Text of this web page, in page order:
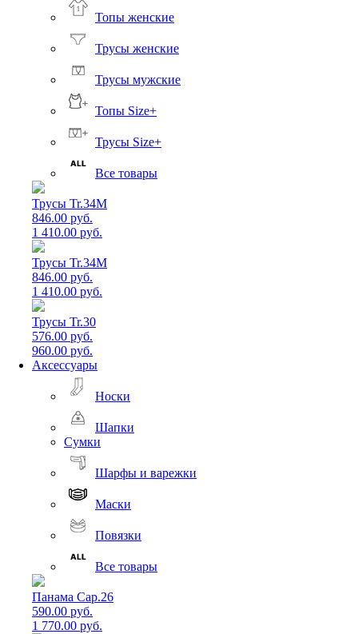
Топы женские
Трусы женские
Трусы мужские
Топы Size+
Трусы Size+
Все товары
Трусы Tr.34M
846.00 руб.
1 410.00 руб.
Трусы Tr.34M
846.00 руб.
1 410.00 руб.
Трусы Tr.30
576.00 руб.
960.00 руб.
Аксессуары
Носки
Шапки
Сумки
Шарфы и варежки
Маски
Повязки
Все товары
Панама Cap.26
590.00 руб.
1 770.00 руб.